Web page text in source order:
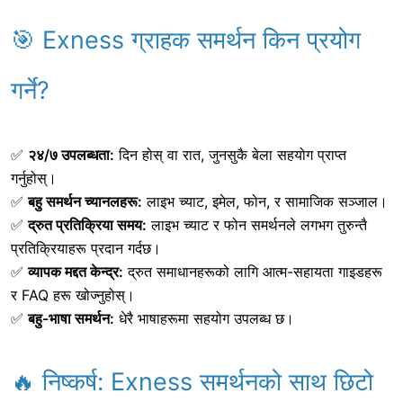
🎯 Exness ग्राहक समर्थन किन प्रयोग
गर्ने?
✅ २४/७ उपलब्धता: दिन होस् वा रात, जुनसुकै बेला सहयोग प्राप्त
गर्नुहोस्।
✅बहु समर्थन च्यानलहरू: लाइभ च्याट, इमेल, फोन, र सामाजिक सञ्जाल।
✅द्रुत प्रतिक्रिया समय: लाइभ च्याट र फोन समर्थनले लगभग तुरुन्तै
प्रतिक्रियाहरू प्रदान गर्दछ।
✅व्यापक मद्दत केन्द्र: द्रुत समाधानहरूको लागि आत्म-सहायता गाइडहरू
र FAQ हरू खोज्नुहोस्।
✅बहु-भाषा समर्थन: धेरै भाषाहरूमा सहयोग उपलब्ध छ।
🔥 निष्कर्ष: Exness समर्थनको साथ छिटो